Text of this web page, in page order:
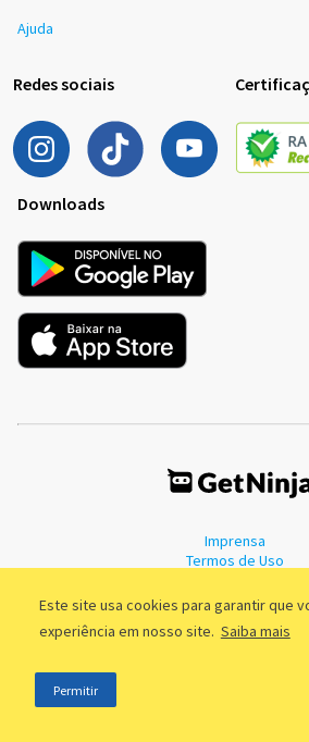
Este site usa cookies para garantir que
experiência em nosso site. Saiba mais
Permitir
Ajuda
Redes sociais
Downloads
Imprensa
Termos de Uso
©2011 - 2026, GetNinjas LTDA. CNPJ
Fernandes Coelho, 85 - 3º andar - São